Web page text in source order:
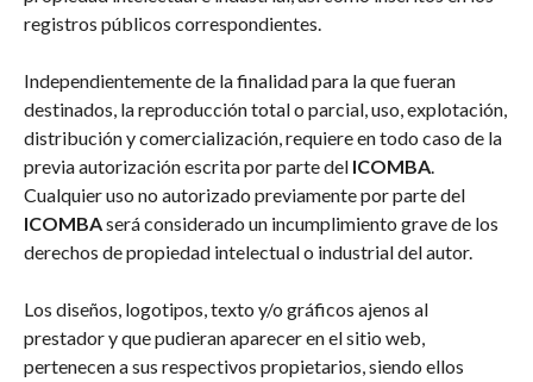
registros públicos correspondientes.
Independientemente de la finalidad para la que fueran
destinados, la reproducción total o parcial, uso, explotación,
distribución y comercialización, requiere en todo caso de la
previa autorización escrita por parte del ICOMBA.
Cualquier uso no autorizado previamente por parte del
ICOMBAserá considerado un incumplimiento grave de los
derechos de propiedad intelectual o industrial del autor.
Los diseños, logotipos, texto y/o gráficos ajenos al
prestador y que pudieran aparecer en el sitio web,
pertenecen a sus respectivos propietarios, siendo ellos